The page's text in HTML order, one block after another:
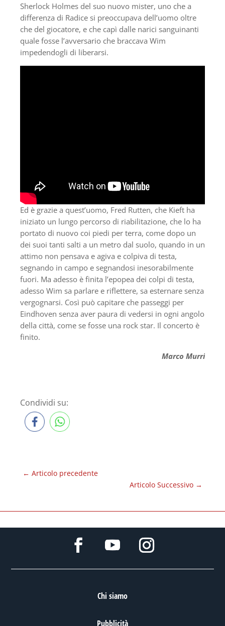
Sherlock Holmes del suo nuovo mister, uno che a
differenza di Radice si preoccupava dell’uomo oltre
che del giocatore, e che capì dalle narici sanguinanti
quale fosse l’avversario che braccava Wim
impedendogli di liberarsi.
Ed è grazie a quest’uomo, Fred Rutten, che Kieft ha
iniziato un lungo percorso di riabilitazione, che lo ha
portato di nuovo coi piedi per terra, come dopo un
dei suoi tanti salti a un metro dal suolo, quando in un
attimo non pensava e agiva e colpiva di testa,
segnando in campo e segnandosi inesorabilmente
fuori. Ma adesso è finita l’epopea dei colpi di testa,
adesso Wim sa parlare e riflettere, sa esternare senza
vergognarsi. Così può capitare che passeggi per
Eindhoven senza aver paura di vedersi in ogni angolo
della città, come se fosse una rock star. Il concerto è
finito.
Marco Murri
Condividi su:
← Articolo precedente
Articolo Successivo →
Chi siamo
Pubblicità